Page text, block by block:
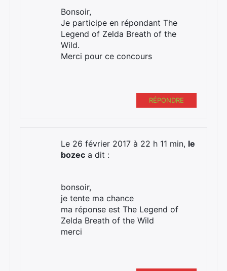
Bonsoir,
Je participe en répondant The
Legend of Zelda Breath of the
Wild.
Merci pour ce concours
RÉPONDRE
Le 26 février 2017 à 22 h 11 min, le
bozec a dit :
bonsoir,
je tente ma chance
ma réponse est The Legend of
Zelda Breath of the Wild
merci